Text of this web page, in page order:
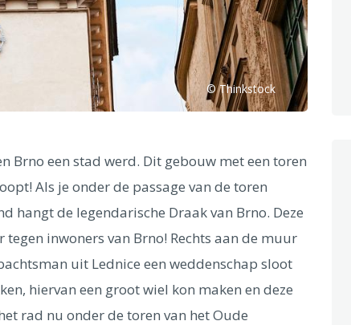
© Thinkstock
Brno een stad werd. Dit gebouw met een toren
Als je onder de passage van de toren
hangt de legendarische Draak van Brno. Deze
inwoners van Brno! Rechts aan de muur
uit Lednice een weddenschap sloot
hiervan een groot wiel kon maken en deze
rad nu onder de toren van het Oude